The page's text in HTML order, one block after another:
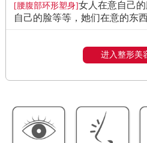
[腰腹部环形塑身]女人在意自己
自己的脸等等，她们在意的东
进入整形美